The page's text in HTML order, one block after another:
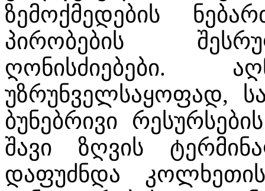
ზემოქმედების
პირობების
ღონისძიებები.
უზრუნველსაყოფად,
ბუნებრივი
შავი ზღვის
დაფუძნდა